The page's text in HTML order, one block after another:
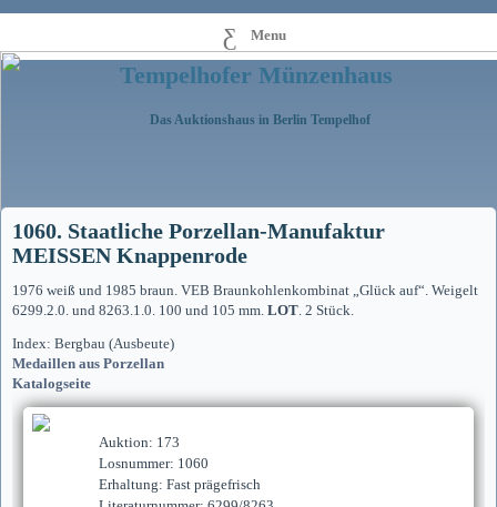
Menu
Tempelhofer Münzenhaus
Das Auktionshaus in Berlin Tempelhof
1060. Staatliche Porzellan-Manufaktur
MEISSEN Knappenrode
1976 weiß und 1985 braun. VEB Braunkohlenkombinat „Glück auf“. Weigelt
6299.2.0. und 8263.1.0. 100 und 105 mm. LOT. 2 Stück.
Index: Bergbau (Ausbeute)
Medaillen aus Porzellan
Katalogseite
Auktion: 173
Losnummer: 1060
Erhaltung: Fast prägefrisch